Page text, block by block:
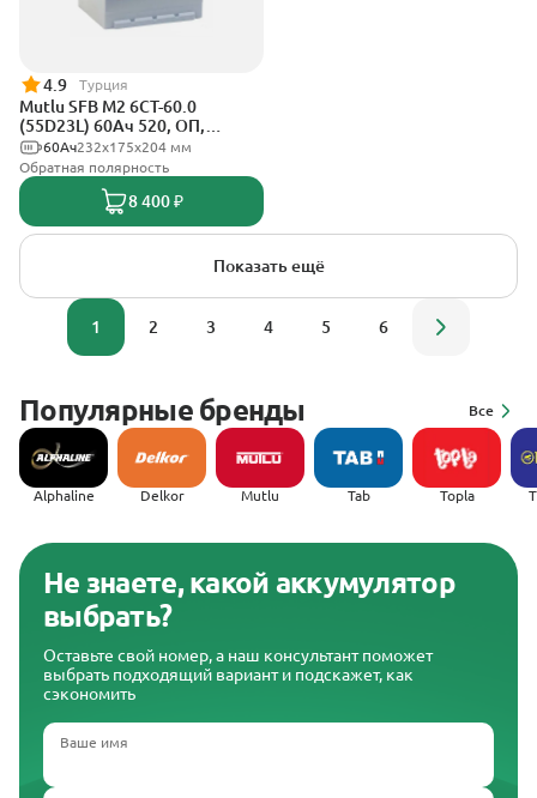
4.9 Турция
Mutlu SFB M2 6СТ-60.0
(55D23L) 60Ач 520, ОП,
стандартные клеммы
232х175х204 мм
60Ач
Обратная полярность
8 400 ₽
Показать ещё
1 2 3 4 5 6
Популярные бренды Все
Alphaline Delkor Mutlu Tab Topla
Не знаете, какой аккумулятор
выбрать?
Оставьте свой номер, а наш консультант поможет
выбрать подходящий вариант и подскажет, как
сэкономить
Ваше имя